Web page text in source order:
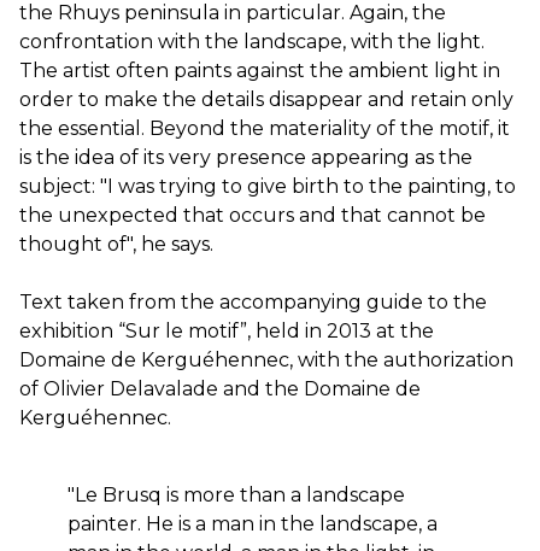
the Rhuys peninsula in particular. Again, the
confrontation with the landscape, with the light.
The artist often paints against the ambient light in
order to make the details disappear and retain only
the essential. Beyond the materiality of the motif, it
is the idea of its very presence appearing as the
subject: "I was trying to give birth to the painting, to
the unexpected that occurs and that cannot be
thought of", he says.
Text taken from the accompanying guide to the
exhibition “Sur le motif”, held in 2013 at the
Domaine de Kerguéhennec, with the authorization
of Olivier Delavalade and the Domaine de
Kerguéhennec.
"Le Brusq is more than a landscape
painter. He is a man in the landscape, a